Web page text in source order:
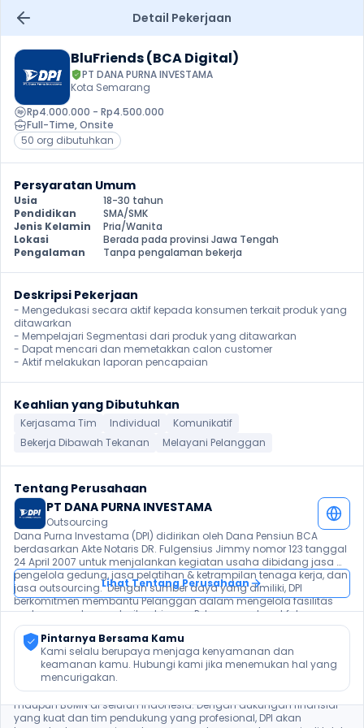
Detail Pekerjaan
BluFriends (BCA Digital)
PT DANA PURNA INVESTAMA
Kota Semarang
Rp4.000.000 - Rp4.500.000
Full-Time, Onsite
50 org dibutuhkan
Persyaratan Umum
Usia
18-30 tahun
Pendidikan
SMA/SMK
Jenis Kelamin
Pria/Wanita
Lokasi
Berada pada provinsi Jawa Tengah
Pengalaman
Tanpa pengalaman bekerja
Deskripsi Pekerjaan
- Mengedukasi secara aktif kepada konsumen terkait produk yang
ditawarkan
- Mempelajari Segmentasi dari produk yang ditawarkan
- Dapat mencari dan memetakkan calon customer
- Aktif melakukan laporan pencapaian
Keahlian yang Dibutuhkan
Kerjasama Tim Individual
Komunikatif
Bekerja Dibawah Tekanan
Melayani Pelanggan
Tentang Perusahaan
PT DANA PURNA INVESTAMA
Outsourcing
Dana Purna Investama (DPI) didirikan oleh Dana Pensiun BCA
berdasarkan Akte Notaris DR. Fulgensius Jimmy nomor 123 tanggal
24 April 2007 untuk menjalankan kegiatan usaha dibidang jasa
pengelola gedung, jasa pelatihan & ketrampilan tenaga kerja, dan
jasa outsourcing.  Dengan sumber daya yang dimiliki, DPI
berkomitmen membantu Pelanggan dalam mengelola fasilitas
gedungnya dengan baik sehingga Pelanggan dapat fokus
mengelola bisnis intinya.
Meskipun DPI merupakan perusahaan yang relatif baru, namun
dibawah manajemen yang telah berpengalaman dalam
pengelolaan gedung, DPI terus berkembang dan semakin
dipercaya untuk mengelola gedung milik perusahaan swasta
maupun BUMN di seluruh Indonesia. Dengan dukungan finansial
yang kuat dan tim pendukung yang profesional, DPI akan
Lihat Tentang Perusahaan
Pintarnya Bersama Kamu
Kami selalu berupaya menjaga kenyamanan dan
keamanan kamu. Hubungi kami jika menemukan hal yang
mencurigakan.